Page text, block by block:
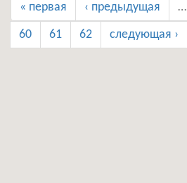
« первая ‹ предыдущая …
60 61 62 следующая ›